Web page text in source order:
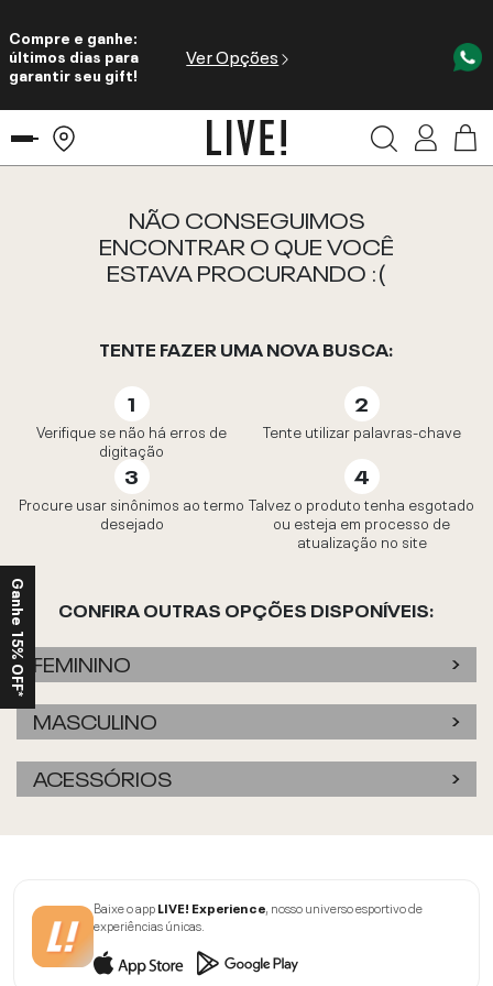
Compre e ganhe:
últimos dias para
garantir seu gift!
Ver Opções
NÃO CONSEGUIMOS
ENCONTRAR O QUE VOCÊ
ESTAVA PROCURANDO :(
TENTE FAZER UMA NOVA BUSCA:
Verifique se não há erros de
digitação
Tente utilizar palavras-chave
Procure usar sinônimos ao termo
desejado
Talvez o produto tenha esgotado
ou esteja em processo de
atualização no site
CONFIRA OUTRAS OPÇÕES DISPONÍVEIS:
FEMININO
MASCULINO
ACESSÓRIOS
Baixe o appLIVE! Experience, nosso universo esportivo de
experiências únicas.
Ganhe 15% OFF*